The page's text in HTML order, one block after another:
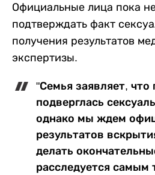
Официальные лица пока
подтверждать факт
получения результатов
экспертизы.
"Семья заявляет, что
подверглась
однако мы ждем
результатов
делать
расследуется самым